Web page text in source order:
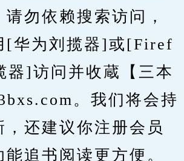
勿依赖搜索访问，
[华为刘揽器]或[Firef
器]访问并收蔵【三本
。我们将会持
，还建议你注册会员
追书阅读更方便。